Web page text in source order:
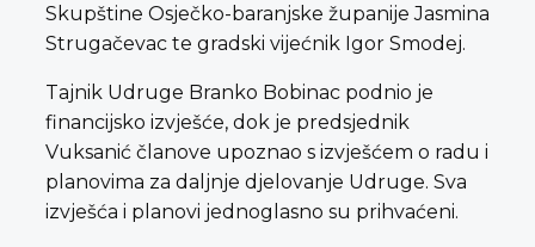
Skupštine Osječko-baranjske županije Jasmina
Strugačevac te gradski vijećnik Igor Smodej.
Tajnik Udruge Branko Bobinac podnio je
financijsko izvješće, dok je predsjednik
Vuksanić članove upoznao s izvješćem o radu i
planovima za daljnje djelovanje Udruge. Sva
izvješća i planovi jednoglasno su prihvaćeni.